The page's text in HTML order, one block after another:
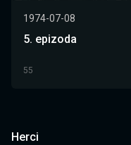
1974-07-08
5. epizoda
55
Herci